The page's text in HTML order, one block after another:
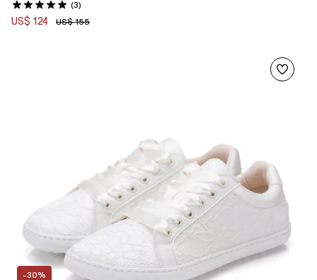
(3)
US$ 124 US$ 155
-30%